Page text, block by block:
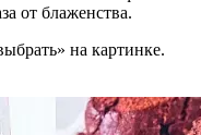
от блаженства.
на картинке.